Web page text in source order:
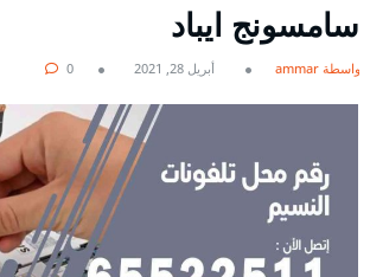
سامسونج ايباد
بواسطة ammar أبريل 28, 2021 0